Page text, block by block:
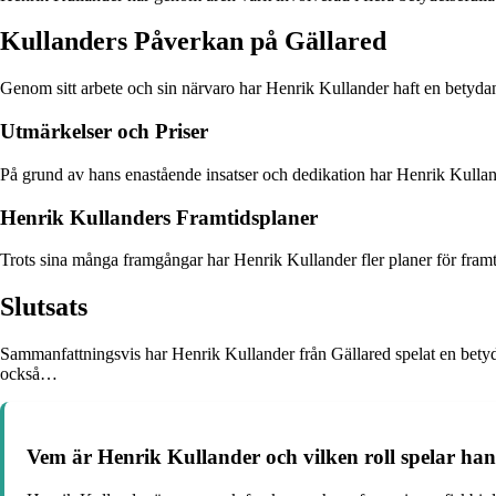
Kullanders Påverkan på Gällared
Genom sitt arbete och sin närvaro har Henrik Kullander haft en
Utmärkelser och Priser
På grund av hans enastående insatser och dedikation har Henrik
Henrik Kullanders Framtidsplaner
Trots sina många framgångar har Henrik Kullander fler planer för
Slutsats
Sammanfattningsvis har Henrik Kullander från Gällared spelat en
också…
Vem är Henrik Kullander och vilken roll spelar